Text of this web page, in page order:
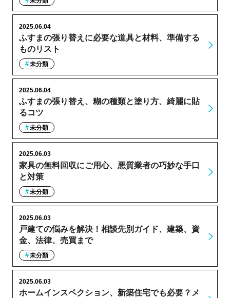
ふすまの張り替えに必要な道具と材料、準備する
ものリスト
2025.06.04
未分類
ふすまの張り替え、糊の種類と塗り方、綺麗に貼
るコツ
2025.06.04
未分類
家具の無料回収にご用心、悪質業者の巧妙な手口
と対策
2025.06.03
未分類
戸建ての悩みを解決！相談先別ガイド、建築、資
金、法律、売買まで
2025.06.03
未分類
ホームインスペクション、新築住宅でも必要？メ
2025.06.03